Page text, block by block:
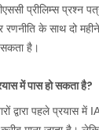
प्रीलिम्स प्रश्न
के साथ दो
है।
में पास हो सकता है?
द्वारा पहले प्रयास में